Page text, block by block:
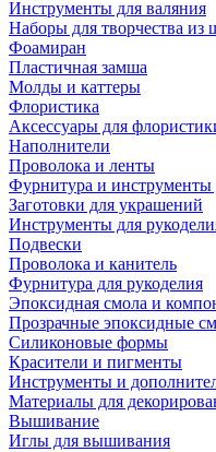
Инструменты для валяния
Наборы для творчества из
Фоамиран
Пластичная замша
Молды и каттеры
Флористика
Аксессуары для
Наполнители
Проволока и ленты
Фурнитура и инструменты
Заготовки для украшений
Инструменты для
Подвески
Проволока и канитель
Фурнитура для рукоделия
Эпоксидная смола и
Прозрачные эпоксидные
Силиконовые формы
Красители и пигменты
Инструменты и
Материалы для
Вышивание
Иглы для вышивания